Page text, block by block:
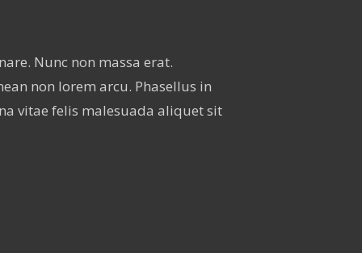
Nunc non massa erat.
non lorem arcu. Phasellus in
vitae felis malesuada aliquet sit